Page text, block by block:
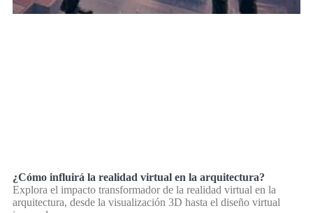
¿Cómo influirá la realidad virtual en la arquitectura?
Explora el impacto transformador de la realidad virtual en la
arquitectura, desde la visualización 3D hasta el diseño virtual